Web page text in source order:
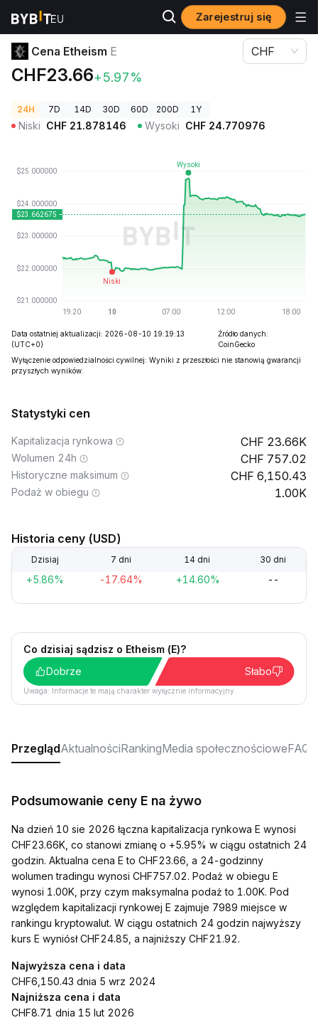
Zarejestruj się
Ceny kryptowalut
Cena Etheism E
CHF23.66+5.97%
CHF
24H 7D 14D 30D 60D 200D 1Y
Niski CHF 21.878146 Wysoki CHF 24.770976
Data ostatniej aktualizacji: 2026-08-10 19:19:13
(UTC+0)
Źródło danych:
CoinGecko
Wyłączenie odpowiedzialności cywilnej: Wyniki z przeszłości nie stanowią gwarancji
przyszłych wyników.
Statystyki cen
Kapitalizacja rynkowa 23.66K
Wolumen 24h 757.02
Historyczne maksimum 6,150.43
Podaż w obiegu 1.00K
Historia ceny (USD)
Dzisiaj 7 dni 14 dni 30 dni
+5.86% -17.64% +14.60% --
Co dzisiaj sądzisz o Etheism (E)?
Dobrze
Słabo
Uwaga: Informacje te mają charakter wyłącznie informacyjny.
PrzeglądAktualnościRankingMedia społecznościoweFAQ
Podsumowanie ceny E na żywo
Na dzień 10 sie 2026 łączna kapitalizacja rynkowa E wynosi
CHF23.66K, co stanowi zmianę o +5.95% w ciągu ostatnich 24
godzin. Aktualna cena E to CHF23.66, a 24-godzinny
wolumen tradingu wynosi CHF757.02. Podaż w obiegu E
wynosi 1.00K, przy czym maksymalna podaż to 1.00K. Pod
względem kapitalizacji rynkowej E zajmuje 7989 miejsce w
rankingu kryptowalut. W ciągu ostatnich 24 godzin najwyższy
kurs E wyniósł CHF24.85, a najniższy CHF21.92.
Najwyższa cena i data
CHF6,150.43 dnia 5 wrz 2024
Najniższa cena i data
CHF8.71 dnia 15 lut 2026